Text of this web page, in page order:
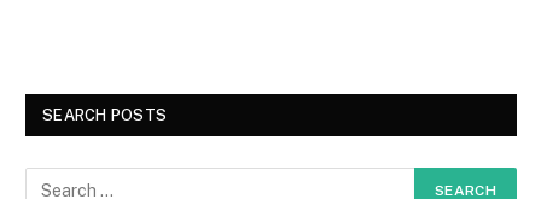
SEARCH POSTS